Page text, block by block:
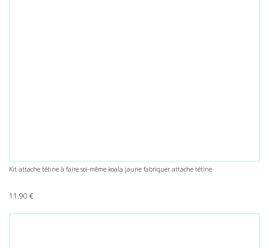
Kit attache tétine à faire soi-même koala jaune fabriquer attache tétine
11.90 €